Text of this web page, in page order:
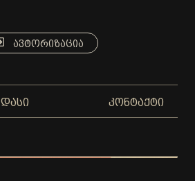
ᲐᲕᲢᲝᲠᲘᲖᲐᲪᲘᲐ
ᲓᲐᲡᲘ ᲙᲝᲜᲢᲐᲥᲢᲘ